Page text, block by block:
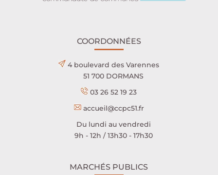
COORDONNÉES
4 boulevard des Varennes
51 700 DORMANS
03 26 52 19 23
accueil@ccpc51.fr
Du lundi au vendredi
9h - 12h / 13h30 - 17h30
MARCHÉS PUBLICS